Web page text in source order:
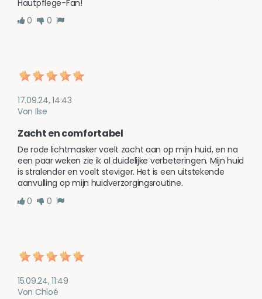
Hautpflege-Fan!
0
0
17.09.24, 14:43
Von Ilse
Zacht en comfortabel
De rode lichtmasker voelt zacht aan op mijn huid, en na
een paar weken zie ik al duidelijke verbeteringen. Mijn huid
is stralender en voelt steviger. Het is een uitstekende
aanvulling op mijn huidverzorgingsroutine.
0
0
15.09.24, 11:49
Von Chloé